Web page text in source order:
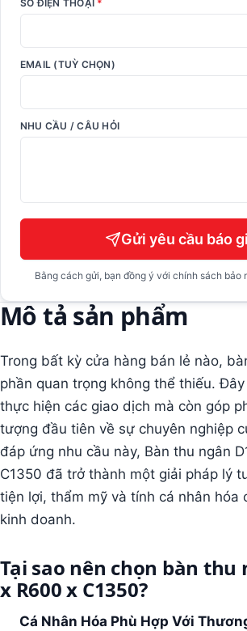
SỐ ĐIỆN THOẠI *
EMAIL (TUỲ CHỌN)
NHU CẦU / CÂU HỎI
Gửi yêu cầu báo
Bằng cách gửi, bạn đồng ý với chính sách bảo
Mô tả sản phẩm
Trong bất kỳ cửa hàng bán lẻ nào,
phần quan trọng không thể thiếu.
thực hiện các giao dịch mà còn góp
tượng đầu tiên về sự chuyên nghiệp
đáp ứng nhu cầu này, Bàn thu ngân
C1350 đã trở thành một giải pháp lý
tiện lợi, thẩm mỹ và tính cá nhân hóa
kinh doanh.
Tại sao nên chọn bàn thu
x R600 x C1350?
Cá Nhân Hóa Phù Hợp Với